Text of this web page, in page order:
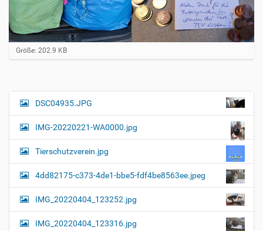
Z
e
e
i
l
r
Größe: 202.9 KB
N
i
g
a
t
i
o
DSC04935.JPG
IMG-20220221-WA0000.jpg
Tierschutzverein.jpg
4dd82175-c373-4de1-bbe5-fdf4be8563ee.jpeg
IMG_20220404_123252.jpg
IMG_20220404_123316.jpg